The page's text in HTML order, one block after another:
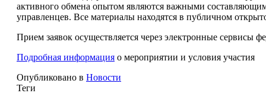
активного обмена опытом являются важными
управленцев. Все материалы находятся в публичном
Прием заявок осуществляется через электронные сервисы
Подробная информация о мероприятии и условия участия
Опубликовано в Новости
Теги